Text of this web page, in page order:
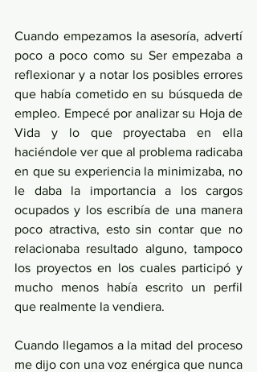
Cuando empezamos la asesoría, advertí
poco a poco como su Ser empezaba a
reflexionar y a notar los posibles errores
que había cometido en su búsqueda de
empleo. Empecé por analizar su Hoja de
Vida y lo que proyectaba en ella
haciéndole ver que al problema radicaba
en que su experiencia la minimizaba, no
le daba la importancia a los cargos
ocupados y los escribía de una manera
poco atractiva, esto sin contar que no
relacionaba resultado alguno, tampoco
los proyectos en los cuales participó y
mucho menos había escrito un perfil
que realmente la vendiera.
Cuando llegamos a la mitad del proceso
me dijo con una voz enérgica que nunca